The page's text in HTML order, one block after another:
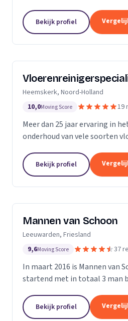
schijven. Direct antwoord en
inzetbaarheid....
Bekijk profiel
Heemskerk, Noord-Holland
10,0Moving Score 19
Meer dan 25 jaar ervaring in
onderhoud van vele soorten vloeren en het grondig
objecten zoals meubels en
thuis...
Bekijk profiel
Mannen van Schoon
Leeuwarden, Friesland
9,6Moving Score 37
In maart 2016 is Mannen van
startend met in totaal 3 man
specialistische schoonmaak
Schoon al snel uit...
Bekijk profiel